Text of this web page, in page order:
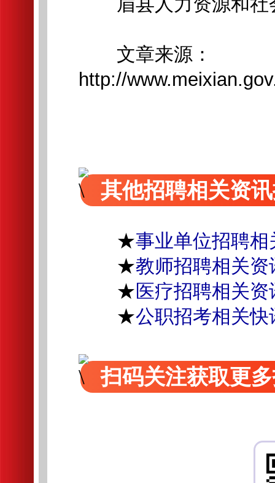
文章来源：
http://
其他招聘相关资
★事业单位招聘相
★教师招聘相关资
★医疗招聘相关资
★公职招考相关快
扫码关注获取更